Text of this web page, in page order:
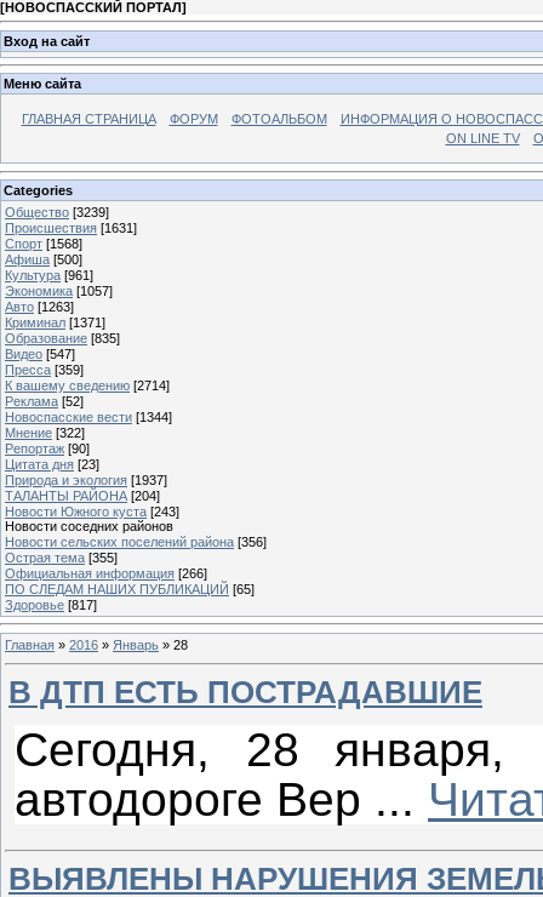
[НОВОСПАССКИЙ ПОРТАЛ]
Вход на сайт
Меню сайта
ГЛАВНАЯ СТРАНИЦА ФОРУМ ФОТОАЛЬБОМ
ИНФОРМАЦИЯ О
ON LINE TV
Categories
Общество [3239]
Происшествия [1631]
Спорт [1568]
Афиша [500]
Культура [961]
Экономика [1057]
Авто [1263]
Криминал [1371]
Образование [835]
Видео [547]
Пресса [359]
К вашему сведению [2714]
Реклама [52]
Новоспасские вести [1344]
Мнение [322]
Репортаж [90]
Цитата дня [23]
Природа и экология [1937]
ТАЛАНТЫ РАЙОНА [204]
Новости Южного куста [243]
Новости соседних районов
Новости сельских поселений района [356]
Острая тема [355]
Официальная информация [266]
ПО СЛЕДАМ НАШИХ ПУБЛИКАЦИЙ [65]
Здоровье [817]
Главная » 2016 » Январь » 28
В ДТП ЕСТЬ ПОСТРАДАВШИЕ
Сегодня, 28
автодороге Вер ...
ВЫЯВЛЕНЫ НАРУШЕНИЯ